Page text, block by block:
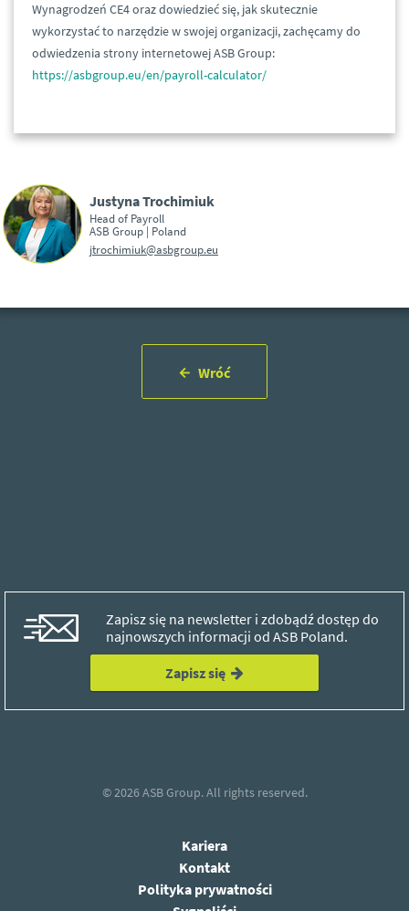
Wynagrodzeń CE4 oraz dowiedzieć się, jak skutecznie
wykorzystać to narzędzie w swojej organizacji, zachęcamy do
odwiedzenia strony internetowej ASB Group:
https://asbgroup.eu/en/payroll-calculator/
Justyna Trochimiuk
Head of Payroll
ASB Group | Poland
jtrochimiuk@asbgroup.eu
Wróć
Zapisz się na newsletter i zdobądź dostęp do
najnowszych informacji od ASB Poland.
Zapisz się
© 2026ASB Group.All rights reserved.
Kariera
Kontakt
Polityka prywatności